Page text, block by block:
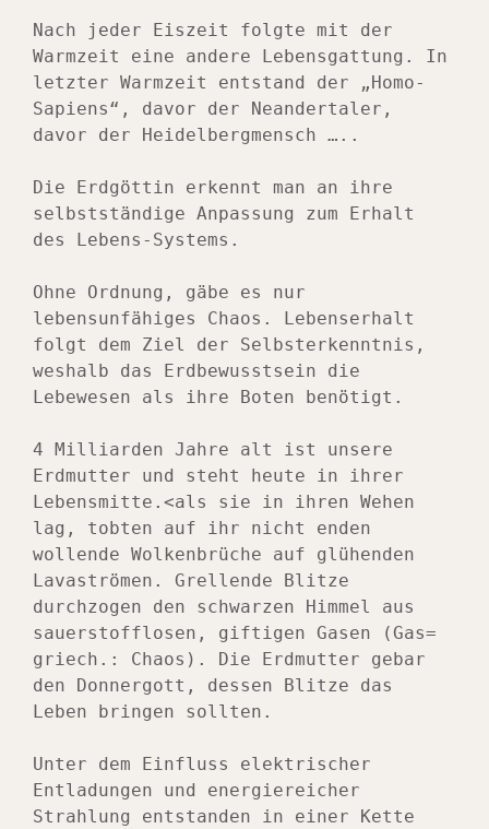
Nach jeder Eiszeit folgte mit der
Warmzeit eine andere Lebensgattung. In
letzter Warmzeit entstand der „Homo-
Sapiens“, davor der Neandertaler,
davor der Heidelbergmensch …..
Die Erdgöttin erkennt man an ihre
selbstständige Anpassung zum Erhalt
des Lebens-Systems.
Ohne Ordnung, gäbe es nur
lebensunfähiges Chaos. Lebenserhalt
folgt dem Ziel der Selbsterkenntnis,
weshalb das Erdbewusstsein die
Lebewesen als ihre Boten benötigt.
4 Milliarden Jahre alt ist unsere
Erdmutter und steht heute in ihrer
Lebensmitte.<als sie in ihren Wehen
lag, tobten auf ihr nicht enden
wollende Wolkenbrüche auf glühenden
Lavaströmen. Grellende Blitze
durchzogen den schwarzen Himmel aus
sauerstofflosen, giftigen Gasen (Gas=
griech.: Chaos). Die Erdmutter gebar
den Donnergott, dessen Blitze das
Leben bringen sollten.
Unter dem Einfluss elektrischer
Entladungen und energiereicher
Strahlung entstanden in einer Kette